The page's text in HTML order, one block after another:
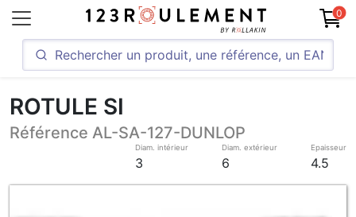
0
ROTULE SI
Référence AL-SA-127-DUNLOP
Diam. intérieur
3
Diam. extérieur
6
Epaisseur
4.5